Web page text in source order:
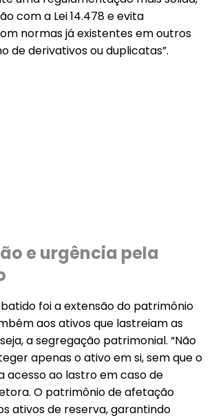
com a Lei 14.478 e evita
normas já existentes em outros
de derivativos ou duplicatas”.
e urgência pela
foi a extensão do patrimônio
aos ativos que lastreiam as
a segregação patrimonial. “Não
apenas o ativo em si, sem que o
acesso ao lastro em caso de
O patrimônio de afetação
ativos de reserva, garantindo